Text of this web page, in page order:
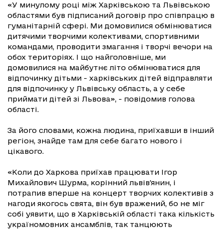
«У минулому році між Харківською та Львівською
областями був підписаний договір про співпрацю в
гуманітарній сфері. Ми домовилися обмінюватися
дитячими творчими колективами, спортивними
командами, проводити змагання і творчі вечори на
обох територіях. І що найголовніше, ми
домовилися на майбутнє літо обмінюватися для
відпочинку дітьми - харківських дітей відправляти
для відпочинку у Львівську область, а у себе
приймати дітей зі Львова», - повідомив голова
області.
За його словами, кожна людина, приїхавши в інший
регіон, знайде там для себе багато нового і
цікавого.
«Коли до Харкова приїхав працювати Ігор
Михайлович Шурма, корінний львів'янин, і
потрапив вперше на концерт творчих колективів з
нагоди якогось свята, він був вражений, бо не міг
собі уявити, що в Харківській області така кількість
україномовних ансамблів, так танцюють